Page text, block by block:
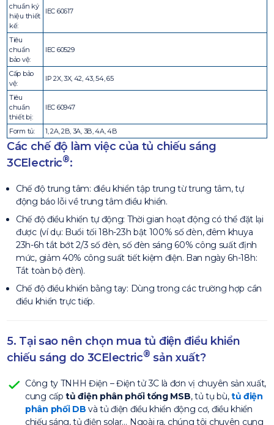
chuẩn ký
hiệu thiết
kế:
IEC 60617
Tiêu
chuẩn
bảo vệ:
IEC 60529
Cấp bảo
vệ:
IP 2X, 3X, 42, 43, 54, 65
Tiêu
chuẩn
thiết bị:
IEC 60947
Form tủ: 1, 2A, 2B, 3A, 3B, 4A, 4B
Các chế độ làm việc của tủ chiếu sáng
3CElectric®:
Chế độ trung tâm: điều khiển tập trung từ trung tâm, tự
động báo lỗi về trung tâm điều khiển.
Chế độ điều khiển tự động: Thời gian hoạt động có thể đặt lại
được (ví dụ: Buổi tối 18h-23h bật 100% số đèn, đêm khuya
23h-6h tắt bớt 2/3 số đèn, số đèn sáng 60% công suất định
mức, giảm 40% công suất tiết kiệm điện. Ban ngày 6h-18h:
Tắt toàn bộ đèn).
Chế độ điều khiển bằng tay: Dùng trong các trường hợp cần
điều khiển trực tiếp.
5. Tại sao nên chọn mua tủ điện điều khiển
chiếu sáng do 3CElectric® sản xuất?
Công ty TNHH Điện – Điện tử 3C là đơn vị chuyên sản xuất,
cung cấptủ điện phân phối tổng MSB, tủ tụ bù,tủ điện
phân phối DB và tủ điện điều khiển động cơ, điều khiển
chiếu sáng, tủ điện solar… Ngoài ra, chúng tôi chuyên cung